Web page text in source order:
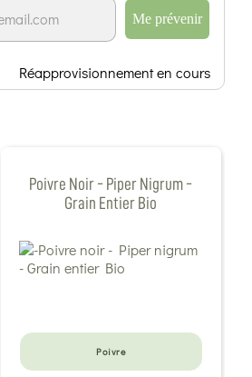
Me prévenir
Réapprovisionnement en cours
Poivre Noir - Piper Nigrum -
Grain Entier Bio
Poivre